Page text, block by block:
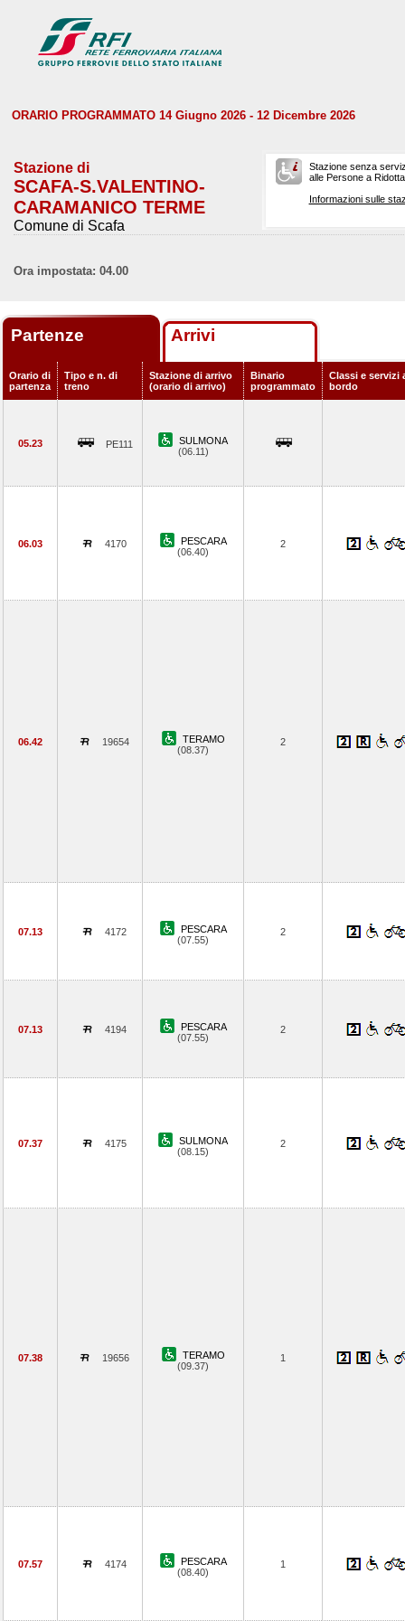
ORARIO PROGRAMMATO 14 Giugno 2026 - 12 Dicembre 2026
Stazione di
SCAFA-S.VALENTINO-
CARAMANICO TERME
Comune di Scafa
Stazione senza
alle Persone a
Informazioni sulle
Ora impostata: 04.00
Partenze Arrivi
Orario di
partenza
Tipo e n. di
treno
Stazione di arrivo
(orario di arrivo)
Binario
programmato
Classi e servizi
bordo
05.23 PE111
SULMONA
(06.11)
06.03 4170
PESCARA
(06.40)
2
06.42 19654
TERAMO
(08.37)
2
07.13 4172
PESCARA
(07.55)
2
07.13 4194
PESCARA
(07.55)
2
07.37 4175
SULMONA
(08.15)
2
07.38 19656
TERAMO
(09.37)
1
07.57 4174
PESCARA
(08.40)
1